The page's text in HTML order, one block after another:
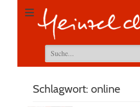
Suchen
nach:
Schlagwort: online